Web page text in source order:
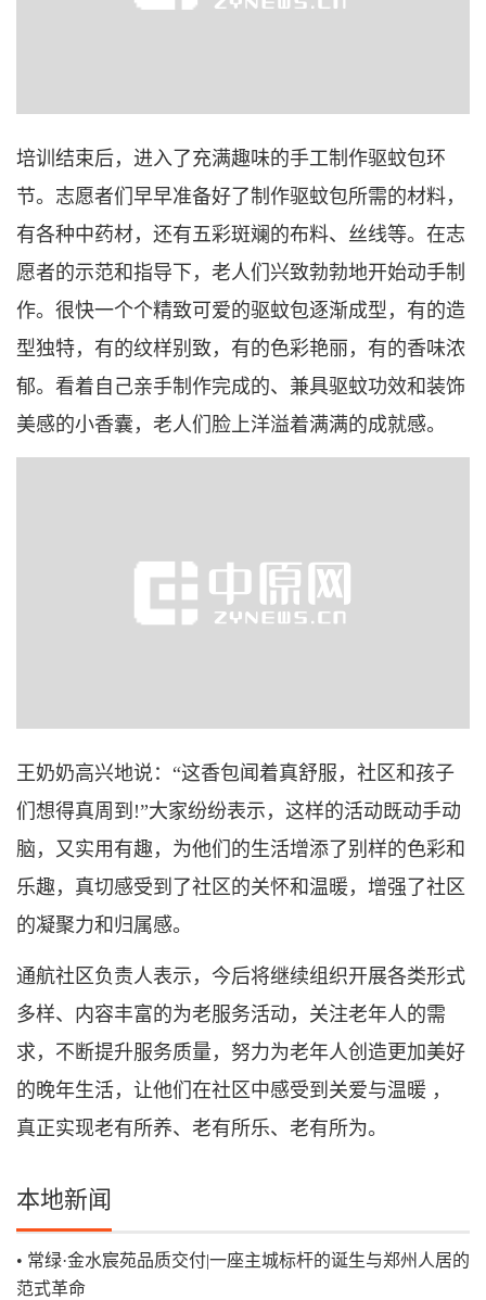
培训结束后，进入了充满趣味的手工制作驱蚊包环
节。志愿者们早早准备好了制作驱蚊包所需的材料，
有各种中药材，还有五彩斑斓的布料、丝线等。在志
愿者的示范和指导下，老人们兴致勃勃地开始动手制
作。很快一个个精致可爱的驱蚊包逐渐成型，有的造
型独特，有的纹样别致，有的色彩艳丽，有的香味浓
郁。看着自己亲手制作完成的、兼具驱蚊功效和装饰
美感的小香囊，老人们脸上洋溢着满满的成就感。
王奶奶高兴地说：“这香包闻着真舒服，社区和孩子
们想得真周到!”大家纷纷表示，这样的活动既动手动
脑，又实用有趣，为他们的生活增添了别样的色彩和
乐趣，真切感受到了社区的关怀和温暖，增强了社区
的凝聚力和归属感。
通航社区负责人表示，今后将继续组织开展各类形式
多样、内容丰富的为老服务活动，关注老年人的需
求，不断提升服务质量，努力为老年人创造更加美好
的晚年生活，让他们在社区中感受到关爱与温暖 ，
真正实现老有所养、老有所乐、老有所为。
本地新闻
常绿·金水宸苑品质交付|一座主城标杆的诞生与郑州人居的
范式革命